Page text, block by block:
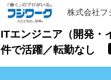
株式会社フ
ITエンジニア（開発・
件で活躍／転勤なし